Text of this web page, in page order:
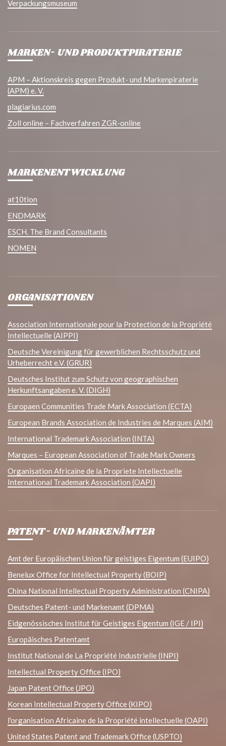
Verpackungsmuseum
MARKEN- UND PRODUKTPIRATERIE
APM – Aktionskreis gegen Produkt- und Markenpiraterie
(APM) e. V.
plagiarius.com
Zoll online – Fachverfahren ZGR-online
MARKENENTWICKLUNG
at10tion
ENDMARK
ESCH. The Brand Consultants
NOMEN
ORGANISATIONEN
Association Internationale pour la Protection de la Propriété
Intellectuelle (AIPPI)
Deutsche Vereinigung für gewerblichen Rechtsschutz und
Urheberrecht e.V. (GRUR)
Deutsches Institut zum Schutz von geographischen
Herkunftsangaben e. V. (DIGH)
Europaen Communities Trade Mark Association (ECTA)
European Brands Association de Industries de Marques (AIM)
International Trademark Association (INTA)
Marques – European Association of Trade Mark Owners
Organisation Africaine de la Propriete Intellectuelle
International Trademark Association (OAPI)
PATENT- UND MARKENÄMTER
Amt der Europäischen Union für geistiges Eigentum (EUIPO)
Benelux Office for Intellectual Property (BOIP)
China National Intellectual Property Administration (CNIPA)
Deutsches Patent- und Markenamt (DPMA)
Eidgenössisches Institut für Geistiges Eigentum (IGE / IPI)
Europäisches Patentamt
Institut National de La Propriété Industrielle (INPI)
Intellectual Property Office (IPO)
Japan Patent Office (JPO)
Korean Intellectual Property Office (KIPO)
l'organisation Africaine de la Propriété intellectuelle (OAPI)
United States Patent and Trademark Office (USPTO)